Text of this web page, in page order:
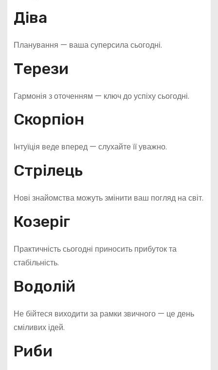
Діва
Планування — ваша суперсила сьогодні.
Терези
Гармонія з оточенням — ключ до успіху сьогодні.
Скорпіон
Інтуїція веде вперед — слухайте її уважно.
Стрілець
Нові знайомства можуть змінити ваш погляд на світ.
Козеріг
Практичність сьогодні приносить прибуток та
стабільність.
Водолій
Не бійтеся виходити за рамки звичного — це день
сміливих ідей.
Риби